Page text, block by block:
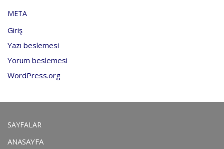
META
Giriş
Yazı beslemesi
Yorum beslemesi
WordPress.org
SAYFALAR
ANASAYFA